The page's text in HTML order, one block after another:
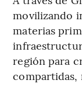
movilizando
materias
región para
compartidas,